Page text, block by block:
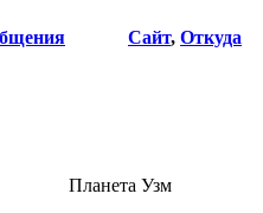
Сайт, Откуда
Планета Узм